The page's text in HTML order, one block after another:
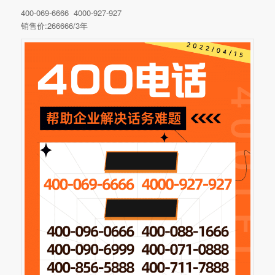
400-069-6666 4000-927-927
销售价:266666/3年